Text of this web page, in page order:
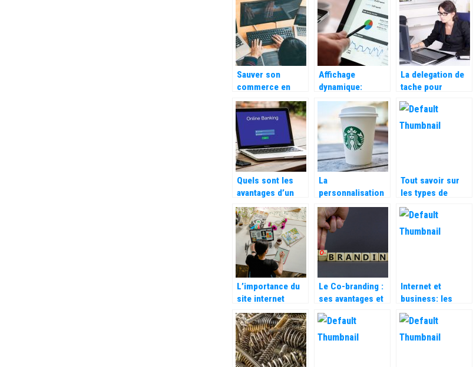
référencement
la plus pratique
pour vos voyages
Humaines et
quels sont ses
objectifs ?
Sauver son
commerce en
passant en ligne,
une bonne idée ?
Affichage
dynamique:
qu’est-ce que
c’est exactement?
La delegation de
tache pour
fluidifier les
taches
administratives
Quels sont les
avantages d’un
compte en ligne ?
La
personnalisation
en marketing : ce
qu’il faut savoir !
Tout savoir sur
les types de
communication
en entreprise
L’importance du
site internet
performant
Le Co-branding :
ses avantages et
ses
inconvenients
Internet et
business: les
avantages de
cette association